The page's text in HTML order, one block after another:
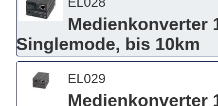
Medienkonverter
Singlemode, bis 10km
EL029
Medienkonverter